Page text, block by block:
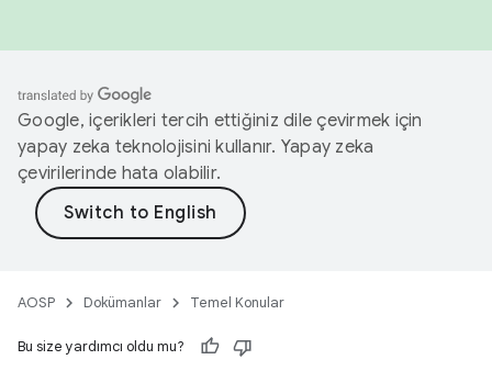
Google, içerikleri tercih ettiğiniz dile çevirmek için
yapay zeka teknolojisini kullanır. Yapay zeka
çevirilerinde hata olabilir.
AOSP Dokümanlar Temel Konular
Bu size yardımcı oldu mu?